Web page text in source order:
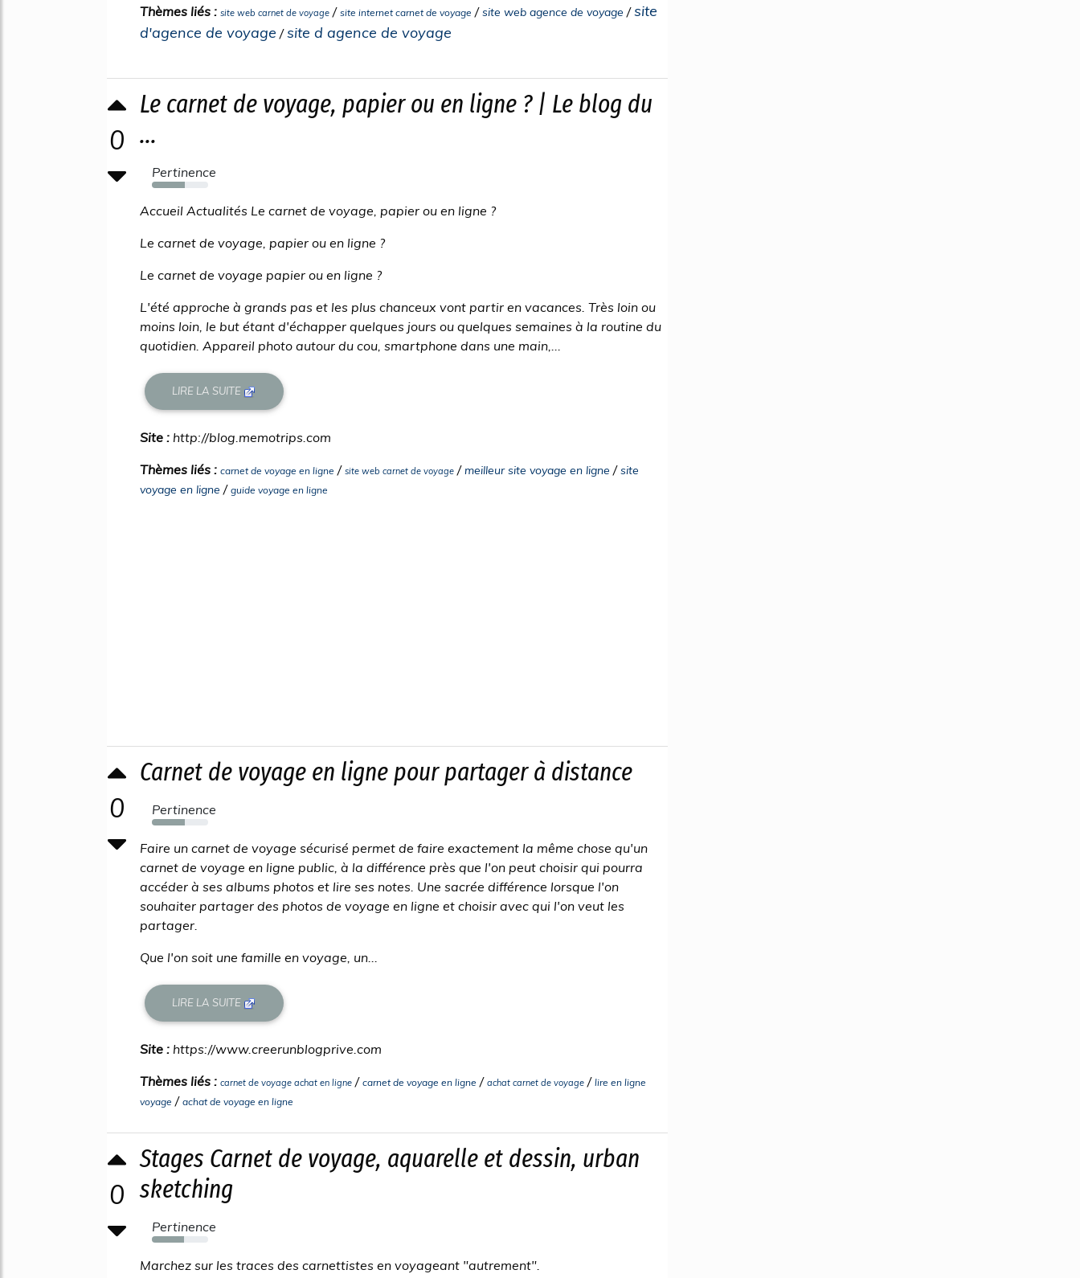
Thèmes liés : site web carnet de voyage / site internet carnet de voyage /site web agence de voyage /site
d'agence de voyage /site d agence de voyage
0
Le carnet de voyage, papier ou en ligne ? | Le blog du
...
Pertinence
59%
Accueil Actualités Le carnet de voyage, papier ou en ligne ?
Le carnet de voyage, papier ou en ligne ?
Le carnet de voyage papier ou en ligne ?
L'été approche à grands pas et les plus chanceux vont partir en vacances. Très loin ou
moins loin, le but étant d'échapper quelques jours ou quelques semaines à la routine du
quotidien. Appareil photo autour du cou, smartphone dans une main,...
LIRE LA SUITE
Site : http://blog.memotrips.com
Thèmes liés : carnet de voyage en ligne / site web carnet de voyage /meilleur site voyage en ligne /site
voyage en ligne / guide voyage en ligne
0
Carnet de voyage en ligne pour partager à distance
Pertinence
58%
Faire un carnet de voyage sécurisé permet de faire exactement la même chose qu'un
carnet de voyage en ligne public, à la différence près que l'on peut choisir qui pourra
accéder à ses albums photos et lire ses notes. Une sacrée différence lorsque l'on
souhaiter partager des photos de voyage en ligne et choisir avec qui l'on veut les
partager.
Que l'on soit une famille en voyage, un...
LIRE LA SUITE
Site : https://www.creerunblogprive.com
Thèmes liés : carnet de voyage achat en ligne / carnet de voyage en ligne / achat carnet de voyage / lire en ligne
voyage / achat de voyage en ligne
0
Stages Carnet de voyage, aquarelle et dessin, urban
sketching
Pertinence
57%
Marchez sur les traces des carnettistes en voyageant "autrement".